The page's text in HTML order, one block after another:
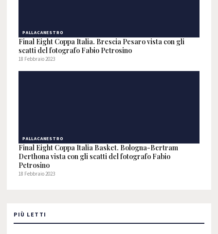
PALLACANESTRO
Final Eight Coppa Italia. Brescia Pesaro vista con gli
scatti del fotografo Fabio Petrosino
18 Febbraio 2023
PALLACANESTRO
Final Eight Coppa Italia Basket. Bologna-Bertram
Derthona vista con gli scatti del fotografo Fabio
Petrosino
18 Febbraio 2023
PIÙ LETTI